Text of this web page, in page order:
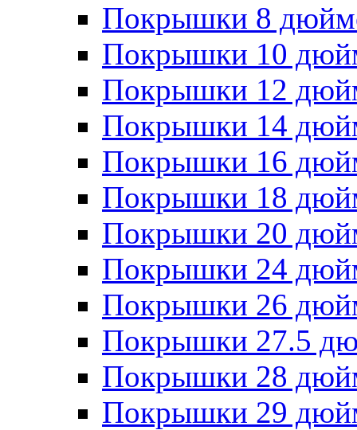
Покрышки 8
Покрышки 10
Покрышки 12
Покрышки 14
Покрышки 16
Покрышки 18
Покрышки 20
Покрышки 24
Покрышки 26
Покрышки 27.5
Покрышки 28
Покрышки 29